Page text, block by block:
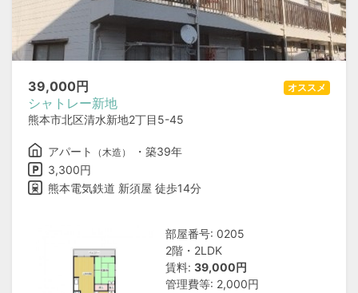
39,000円
シャトレー新地
熊本市北区清水新地2丁目5-45
オススメ
アパート （木造）
・築39年
3,300円
熊本電気鉄道 新須屋 徒歩14分
部屋番号: 0205
2階・2LDK
賃料: 39,000円
管理費等: 2,000円